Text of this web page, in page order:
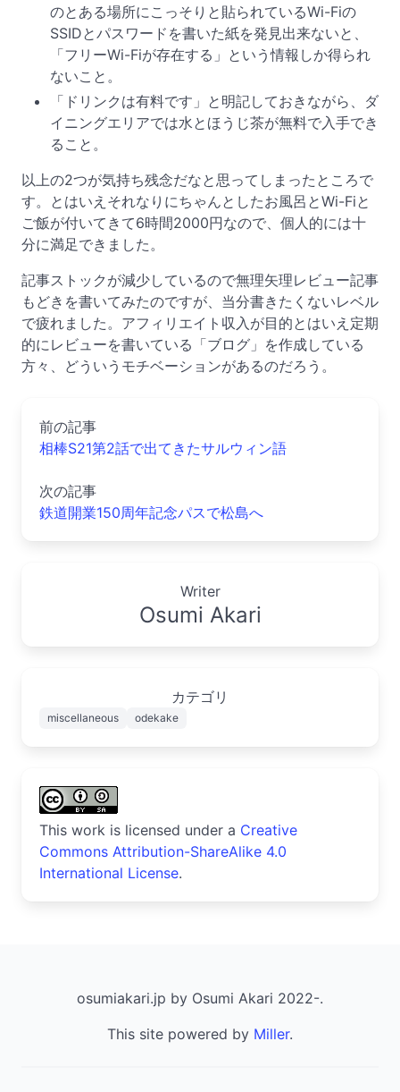
のとある場所にこっそりと貼られているWi-Fiの
SSIDとパスワードを書いた紙を発見出来ないと、
「フリーWi-Fiが存在する」という情報しか得られ
ないこと。
「ドリンクは有料です」と明記しておきながら、ダ
イニングエリアでは水とほうじ茶が無料で入手でき
ること。
以上の2つが気持ち残念だなと思ってしまったところで
す。とはいえそれなりにちゃんとしたお風呂とWi-Fiと
ご飯が付いてきて6時間2000円なので、個人的には十
分に満足できました。
記事ストックが減少しているので無理矢理レビュー記事
もどきを書いてみたのですが、当分書きたくないレベル
で疲れました。アフィリエイト収入が目的とはいえ定期
的にレビューを書いている「ブログ」を作成している
方々、どういうモチベーションがあるのだろう。
前の記事
相棒S21第2話で出てきたサルウィン語
次の記事
鉄道開業150周年記念パスで松島へ
Writer
Osumi Akari
カテゴリ
miscellaneous odekake
This work is licensed under a Creative
Commons Attribution-ShareAlike 4.0
International License.
osumiakari.jp by Osumi Akari 2022-.
This site powered by Miller.